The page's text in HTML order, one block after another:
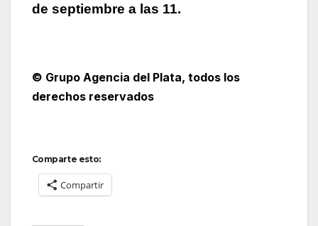
de septiembre a las 11.
© Grupo Agencia del Plata, todos los
derechos reservados
Comparte esto:
Compartir